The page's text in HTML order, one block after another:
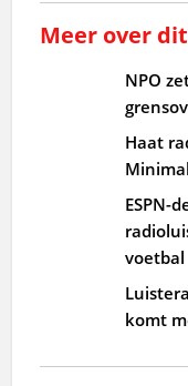
Meer over
NPO
Haat
ESPN-
voetbal
komt